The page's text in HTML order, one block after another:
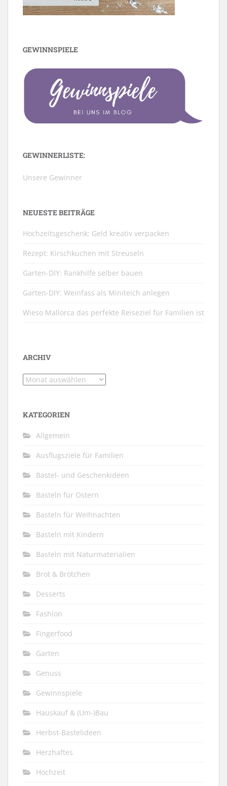
GEWINNSPIELE
GEWINNERLISTE:
Unsere Gewinner
NEUESTE BEITRÄGE
Hochzeitsgeschenk: Geld kreativ verpacken
Rezept: Kirschkuchen mit Streuseln
Garten-DIY: Rankhilfe selber bauen
Garten-DIY: Weinfass als Miniteich anlegen
Wieso Mallorca das perfekte Reiseziel für Familien ist
ARCHIV
Archiv
KATEGORIEN
Allgemein
Ausflugsziele für Familien
Bastel- und Geschenkideen
Basteln für Ostern
Basteln für Weihnachten
Basteln mit Kindern
Basteln mit Naturmaterialien
Brot & Brötchen
Desserts
Fashion
Fingerfood
Garten
Genuss
Gewinnspiele
Hauskauf & (Um-)Bau
Herbst-Bastelideen
Herzhaftes
Hochzeit